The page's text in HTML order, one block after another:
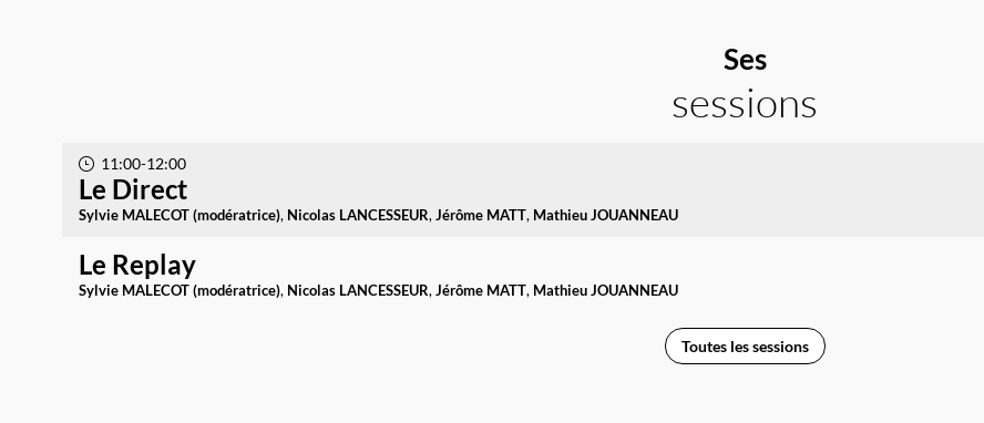
Ses
sessions
11:00-12:00
Le Direct
Sylvie MALECOT (modératrice) Nicolas LANCESSEUR Jérôme MATT MathieuJOUANNEAU
Le Replay
Sylvie MALECOT (modératrice) Nicolas LANCESSEUR Jérôme MATT MathieuJOUANNEAU
Toutes les sessions